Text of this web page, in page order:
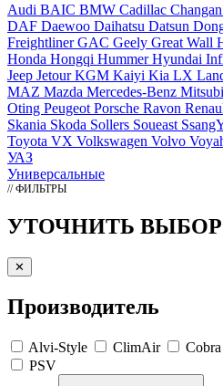
Audi BAIC BMW Cadillac Changan
DAF Daewoo Daihatsu Datsun
FreightlinerGAC Geely Great Wall
Honda Hongqi HummerHyundai
Jeep JetourKGM Kaiyi Kia LX
MAZ Mazda Mercedes-Benz
Oting Peugeot Porsche Ravon
Skania Skoda Sollers Soueast
Toyota VX Volkswagen Volvo
УАЗ
Универсальные
// ФИЛЬТРЫ
УТОЧНИТЬ ВЫБОР
✕
Производитель
Alvi-Style ClimAir
PSV